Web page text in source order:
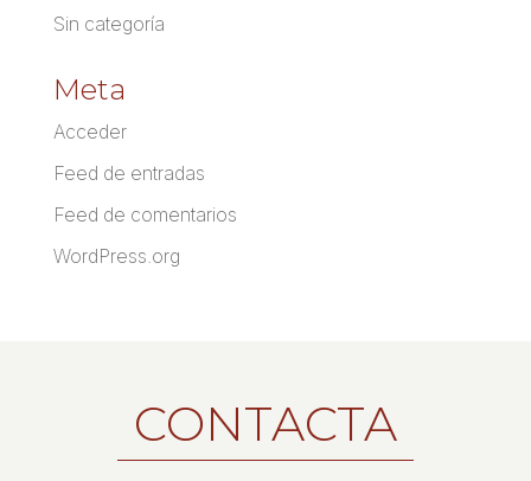
Sin categoría
Meta
Acceder
Feed de entradas
Feed de comentarios
WordPress.org
CONTACTA